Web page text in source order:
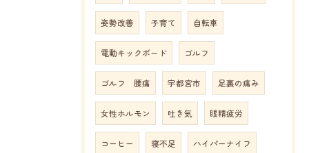
姿勢改善 子育て 自転車
電動キックボード ゴルフ
ゴルフ 腰痛 宇都宮市 足裏の痛み
女性ホルモン 吐き気 眼精疲労
コーヒー 寝不足 ハイパーナイフ